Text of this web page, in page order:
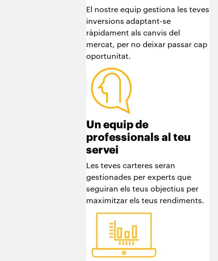
El nostre equip gestiona les teves
inversions adaptant-se
ràpidament als canvis del
mercat, per no deixar passar cap
oportunitat.
Un equip de
professionals al teu
servei
Les teves carteres seran
gestionades per experts que
seguiran els teus objectius per
maximitzar els teus rendiments.